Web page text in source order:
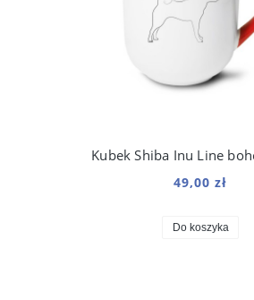
Kubek Shiba Inu Line
49,00 zł
Do koszyka